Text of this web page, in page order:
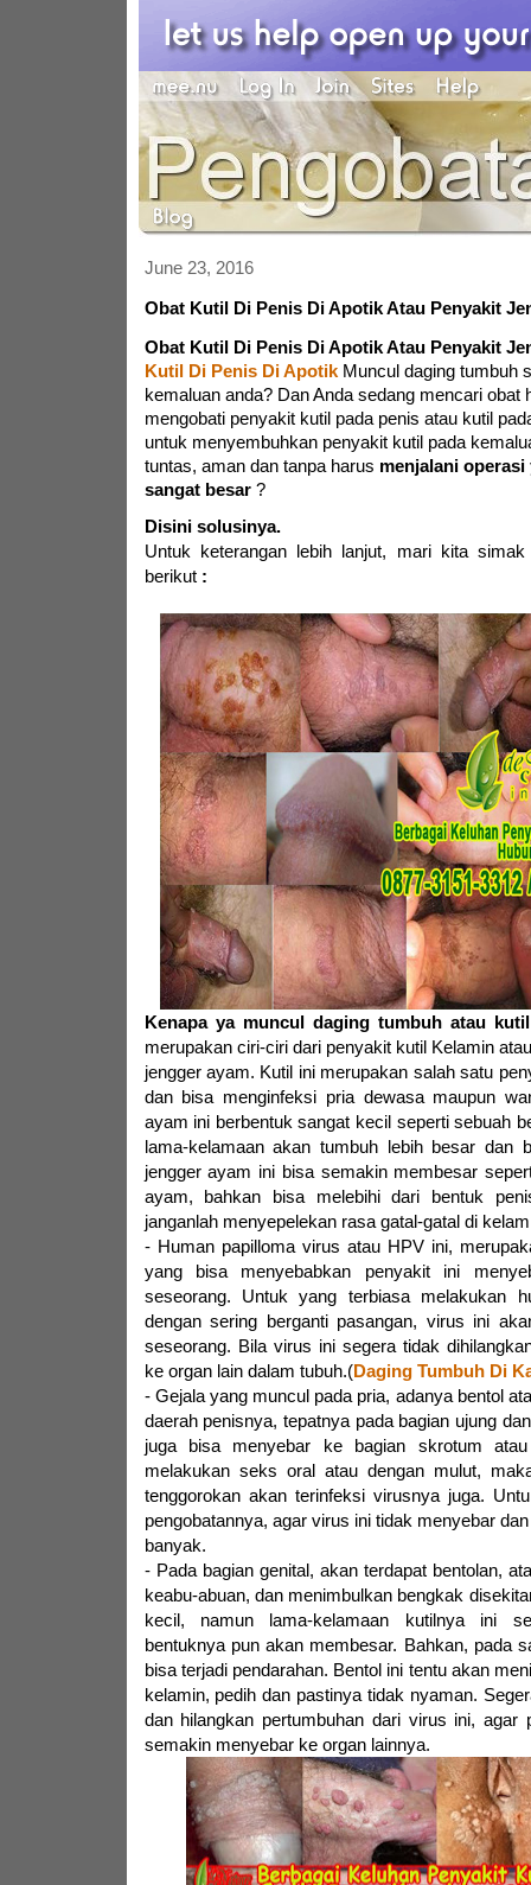
June 23, 2016
Obat Kutil Di Penis Di Apotik Atau Penyakit
Obat Kutil Di Penis Di Apotik Atau Penyakit
Kutil Di Penis Di Apotik Muncul daging tumbuh
kemaluan anda? Dan Anda sedang mencari obat
mengobati penyakit kutil pada penis atau kutil
untuk menyembuhkan penyakit kutil pada
tuntas, aman dan tanpa harus menjalani operasi
sangat besar ?
Disini solusinya.
Untuk keterangan lebih lanjut, mari kita simak
berikut:
Kenapa ya muncul daging tumbuh atau
merupakan ciri-ciri dari penyakit kutil Kelamin
jengger ayam. Kutil ini merupakan salah satu
dan bisa menginfeksi pria dewasa maupun
ayam ini berbentuk sangat kecil seperti sebuah
lama-kelamaan akan tumbuh lebih besar dan
jengger ayam ini bisa semakin membesar
ayam, bahkan bisa melebihi dari bentuk
janganlah menyepelekan rasa gatal-gatal di
- Human papilloma virus atau HPV ini,
yang bisa menyebabkan penyakit ini
seseorang. Untuk yang terbiasa melakukan
dengan sering berganti pasangan, virus ini
seseorang. Bila virus ini segera tidak
ke organ lain dalam tubuh.(Daging Tumbuh Di
- Gejala yang muncul pada pria, adanya bentol
daerah penisnya, tepatnya pada bagian ujung
juga bisa menyebar ke bagian skrotum
melakukan seks oral atau dengan mulut,
tenggorokan akan terinfeksi virusnya juga.
pengobatannya, agar virus ini tidak menyebar
banyak.
- Pada bagian genital, akan terdapat bentolan,
keabu-abuan, dan menimbulkan bengkak
kecil, namun lama-kelamaan kutilnya ini
bentuknya pun akan membesar. Bahkan, pada
bisa terjadi pendarahan. Bentol ini tentu akan
kelamin, pedih dan pastinya tidak nyaman.
dan hilangkan pertumbuhan dari virus ini, agar
semakin menyebar ke organ lainnya.